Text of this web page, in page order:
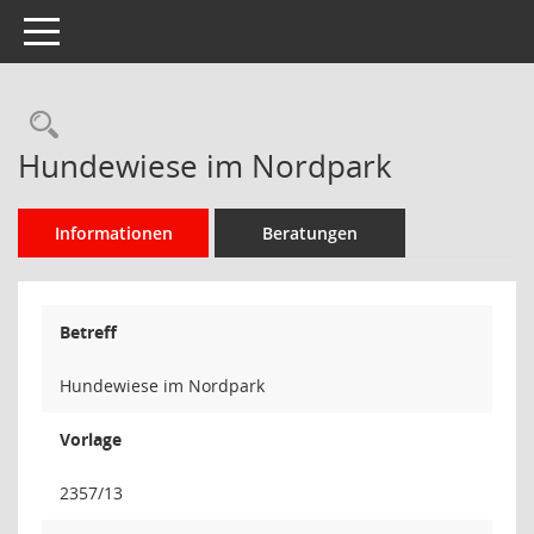
Toggle navigation
Rechercheauswahl
Hundewiese im Nordpark
Informationen Beratungen
Betreff
Hundewiese im Nordpark
Vorlage
2357/13